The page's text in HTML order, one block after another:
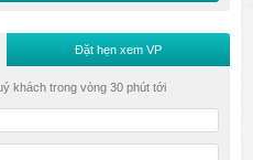
Đặt hẹn xem VP
khách trong vòng 30 phút tới